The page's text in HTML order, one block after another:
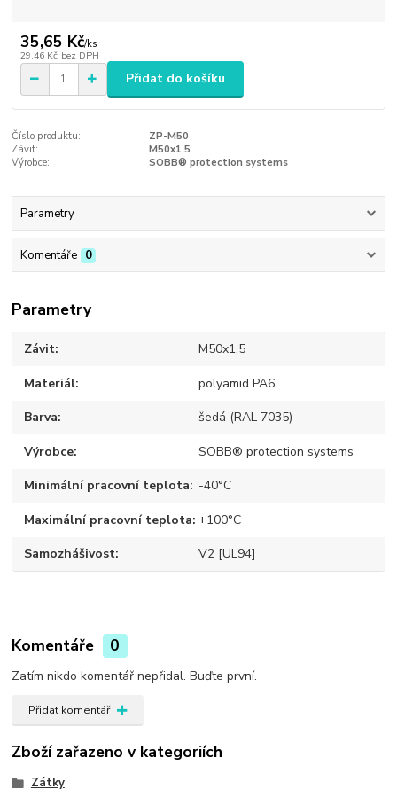
35,65 Kč/ks
29,46 Kč bez DPH
Přidat do košíku
Číslo produktu:
ZP-M50
Závit:
M50x1,5
Výrobce:
SOBB® protection systems
Parametry
Komentáře 0
Parametry
Závit M50x1,5
Materiál polyamid PA6
Barva šedá (RAL 7035)
Výrobce SOBB® protection systems
Minimální pracovní teplota -40°C
Maximální pracovní teplota +100°C
Samozhášivost V2 [UL94]
Komentáře 0
Zatím nikdo komentář nepřidal. Buďte první.
Přidat komentář
Zboží zařazeno v kategoriích
Zátky